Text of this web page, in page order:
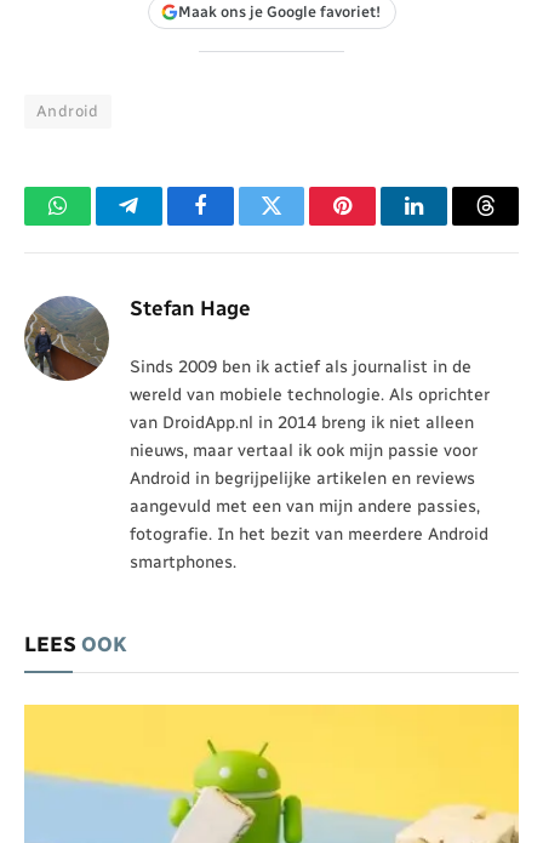
Maak ons je Google favoriet!
Android
WhatsAppTelegramFacebookTwitter PinterestLinkedIn
Stefan Hage
Sinds 2009 ben ik actief als journalist in de
wereld van mobiele technologie. Als oprichter
van DroidApp.nl in 2014 breng ik niet alleen
nieuws, maar vertaal ik ook mijn passie voor
Android in begrijpelijke artikelen en reviews
aangevuld met een van mijn andere passies,
fotografie. In het bezit van meerdere Android
smartphones.
LEES OOK